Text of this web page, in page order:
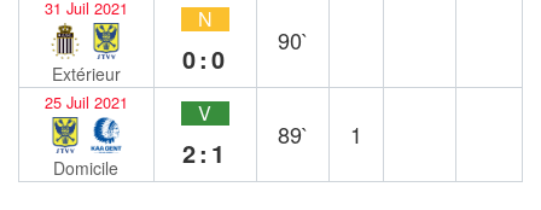
31 Juil 2021
Extérieur
N
0:0
90`
25 Juil 2021
Domicile
V
2:1
89` 1